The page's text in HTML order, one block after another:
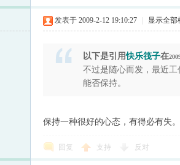
发表于 2009-2-12 19:10:27 显示全部
以下是引用快乐筏子在
不过是随心而发，最近
能否保持。
保持一种很好的心态，有得必有失。
回复 支持 反对